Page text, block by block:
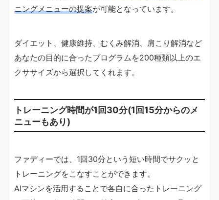
ニングメニューの提案が可能となっています。
ダイエット、健康維持、むくみ解消、肩こり解消など
あなたの目的に合ったプログラムを200種類以上のエ
クササイズから選択してくれます。
トレーニング時間が1回30分(1回15分からのメ
ニューもあり)
ファディーでは、1回30分という短い時間でサクッと
トレーニングをこなすことができます。
AIマシンを活用することで各自に合ったトレーニング